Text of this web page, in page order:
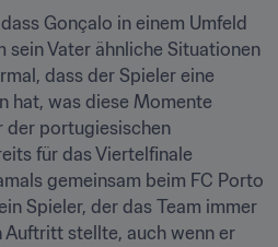
Gonçalo in einem Umfeld
sein Vater ähnliche Situationen
dass der Spieler eine
hat, was diese Momente
der portugiesischen
für das Viertelfinale
gemeinsam beim FC Porto
Spieler, der das Team immer
Auftritt stellte, auch wenn er